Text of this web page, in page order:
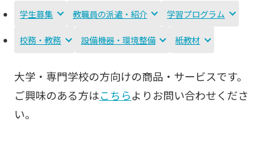
学生募集 教職員の派遣・紹介 学習プログラム
校務・教務 設備機器・環境整備 紙教材
大学・専門学校の方向けの商品・サービスです。
ご興味のある方はこちらよりお問い合わせくださ
い。